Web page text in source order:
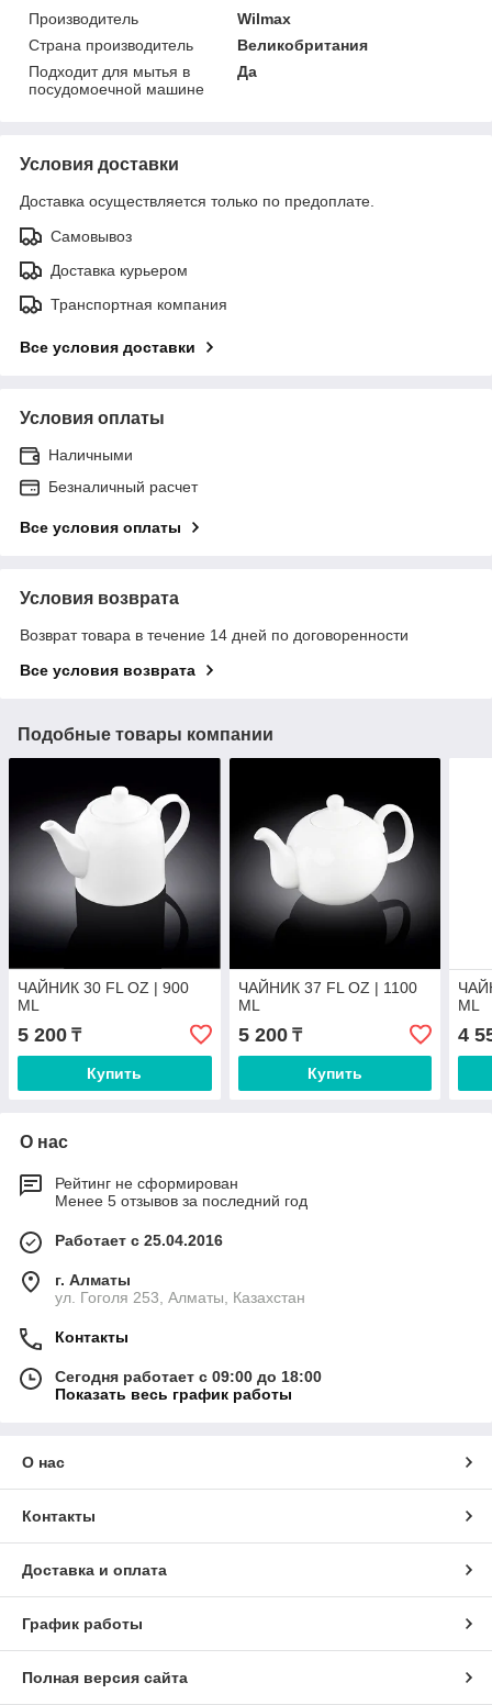
Производитель
Wilmax
Страна производитель
Великобритания
Подходит для мытья в
посудомоечной машине
Да
Условия доставки
Доставка осуществляется только по предоплате.
Самовывоз
Доставка курьером
Транспортная компания
Все условия доставки
Условия оплаты
Наличными
Безналичный расчет
Все условия оплаты
Условия возврата
Возврат товара в течение 14 дней по договоренности
Все условия возврата
Подобные товары компании
ЧАЙНИК 30 FL OZ | 900
ML
5 200 ₸
Купить
ЧАЙНИК 37 FL OZ | 1100
ML
5 200₸
Купить
ML
4
О нас
Рейтинг не сформирован
Менее 5 отзывов за последний год
Работает с 25.04.2016
г. Алматы
ул. Гоголя 253, Алматы, Казахстан
Контакты
Сегодня работает с 09:00 до 18:00
Показать весь график работы
О нас
Контакты
Доставка и оплата
График работы
Полная версия сайта